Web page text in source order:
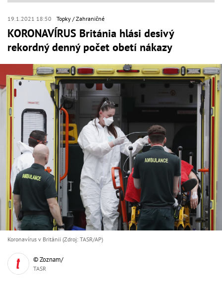
19.1.2021 18:50 Topky Zahraničné
KORONAVÍRUS Británia hlási desivý
rekordný denný počet obetí nákazy
Koronavírus v Británii (Zdroj: TASR/AP)
© Zoznam/
TASR